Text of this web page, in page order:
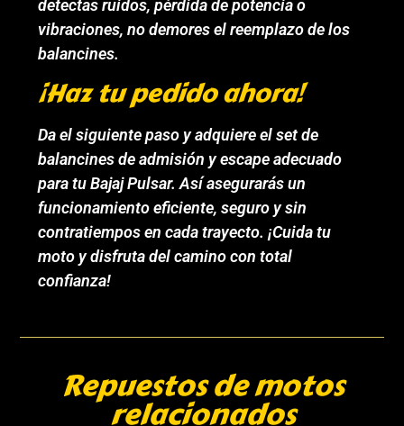
detectas ruidos, pérdida de potencia o
vibraciones, no demores el reemplazo de los
balancines.
¡Haz tu pedido ahora!
Da el siguiente paso y adquiere el set de
balancines de admisión y escape adecuado
para tu Bajaj Pulsar. Así asegurarás un
funcionamiento eficiente, seguro y sin
contratiempos en cada trayecto. ¡Cuida tu
moto y disfruta del camino con total
confianza!
Repuestos de motos
relacionados